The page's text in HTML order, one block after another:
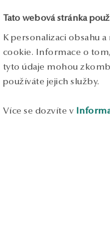
Tato webová stránka
K personalizaci obsahu
cookie. Informace o
tyto údaje mohou
používáte jejich služby.
Více se dozvíte v